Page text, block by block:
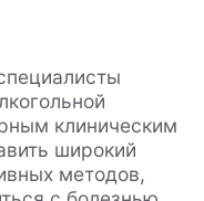
клиническим
широкий
методов,